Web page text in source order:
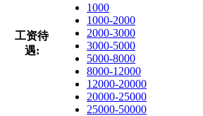
工资待
遇:
1000
1000-2000
2000-3000
3000-5000
5000-8000
8000-12000
12000-20000
20000-25000
25000-50000